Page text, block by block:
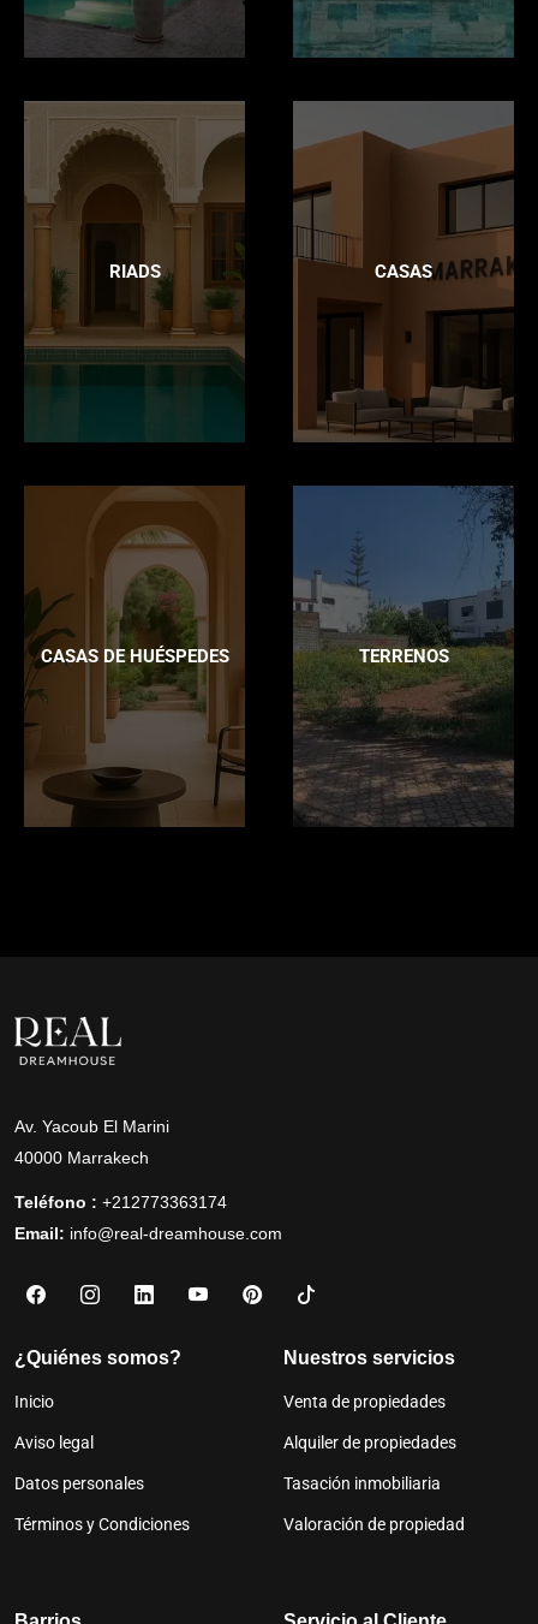
RIADS CASAS
CASAS DE HUÉSPEDES TERRENOS
Av. Yacoub El Marini
40000 Marrakech
Teléfono : +212773363174
Email: info@real-dreamhouse.com
¿Quiénes somos?
Inicio
Aviso legal
Datos personales
Términos y Condiciones
Nuestros servicios
Venta de propiedades
Alquiler de propiedades
Tasación inmobiliaria
Valoración de propiedad